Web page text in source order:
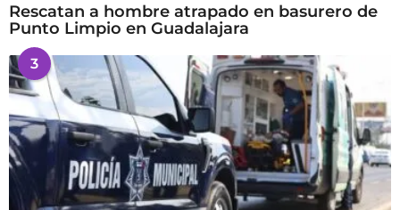
Rescatan a hombre atrapado en basurero de
Punto Limpio en Guadalajara
3